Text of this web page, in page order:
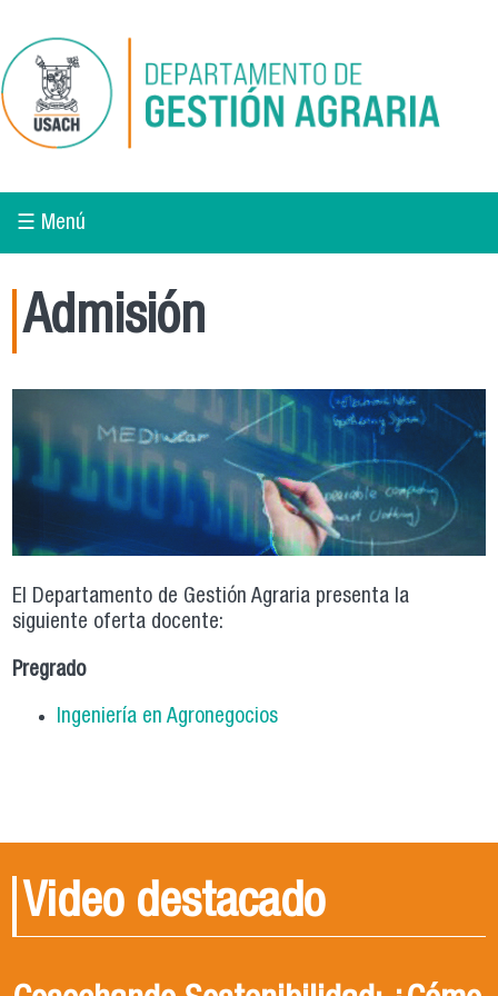
☰ Menú
Admisión
El Departamento de Gestión Agraria presenta la
siguiente oferta docente:
Pregrado
Ingeniería en Agronegocios
Video destacado